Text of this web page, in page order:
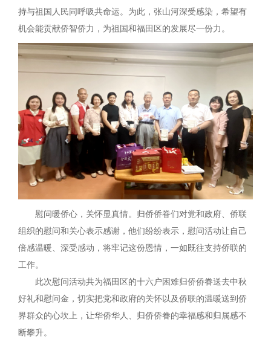
持与祖国人民同呼吸共命运。为此，张山河深受感染，希望有
机会能贡献侨智侨力，为祖国和福田区的发展尽一份力。
慰问暖侨心，关怀显真情。归侨侨眷们对党和政府、侨联
组织的慰问和关心表示感谢，他们纷纷表示，慰问活动让自己
倍感温暖、深受感动，将牢记这份恩情，一如既往支持侨联的
工作。
此次慰问活动共为福田区的十六户困难归侨侨眷送去中秋
好礼和慰问金，切实把党和政府的关怀以及侨联的温暖送到侨
界群众的心坎上，让华侨华人、归侨侨眷的幸福感和归属感不
断攀升。